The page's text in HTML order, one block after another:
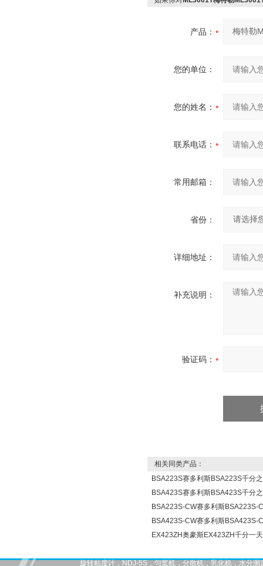
产品：
您的单位：
您的姓名：
联系电话：
常用邮箱：
省份：
详细地址：
补充说明：
验证码：
相关同类产品：
BSA223S赛多利斯BSA223S千分
BSA423S赛多利斯BSA423S千分
BSA223S-CW赛多利斯BSA223S-
BSA423S-CW赛多利斯BSA423S-
EX423ZH奥豪斯EX423ZH千分一
旋转粘度计，NDJ-5S，匀桨机，分散机，乳化机，水分